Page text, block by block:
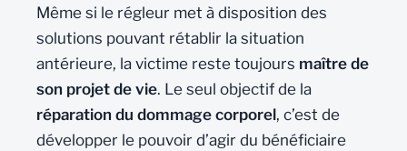
Même si le régleur met à disposition des
solutions pouvant rétablir la situation
antérieure, la victime reste toujours maître de
son projet de vie. Le seul objectif de la
réparation du dommage corporel, c’est de
développer le pouvoir d’agir du bénéficiaire